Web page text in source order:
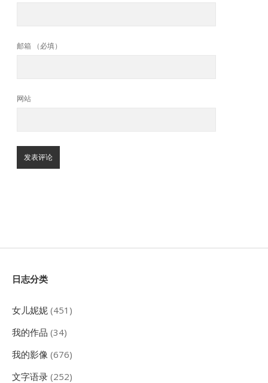
邮箱 （必填）
网站
Sidebar
日志分类
女儿妮妮 (451)
我的作品 (34)
我的影像 (676)
文字语录 (252)